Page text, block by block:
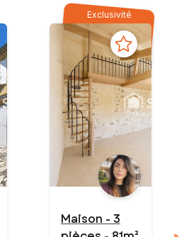
Exclusivité
Maison - 3